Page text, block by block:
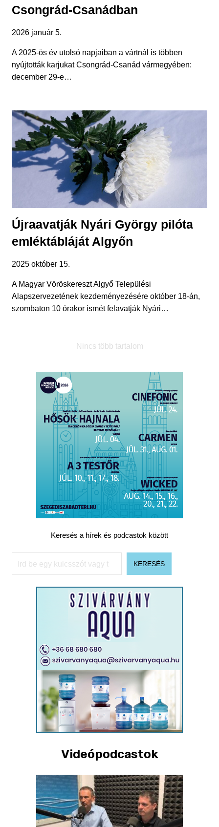
Csongrád-Csanádban
2026 január 5.
A 2025-ös év utolsó napjaiban a vártnál is többen
nyújtották karjukat Csongrád-Csanád vármegyében:
december 29-e…
Újraavatják Nyári György pilóta
emléktábláját Algyőn
2025 október 15.
A Magyar Vöröskereszt Algyő Települési
Alapszervezetének kezdeményezésére október 18-án,
szombaton 10 órakor ismét felavatják Nyári…
Nincs több tartalom
Keresés a hírek és podcastok között
Keresés
KERESÉS
Videópodcastok